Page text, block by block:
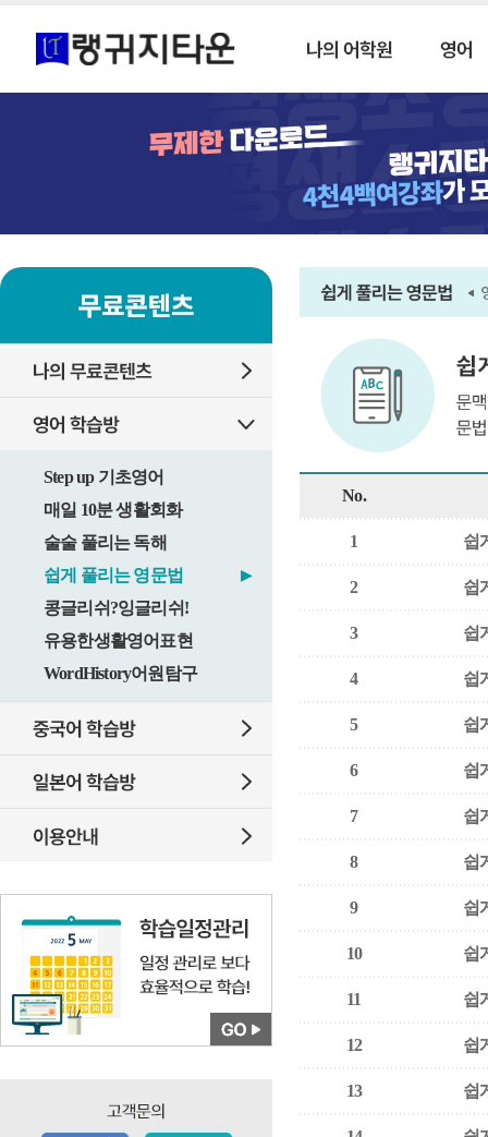
Step up 기초영어
매일 10분 생활회화
술술 풀리는 독해
쉽게 풀리는 영문법
▶
콩글리쉬?잉글리쉬!
유용한생활영어표현
WordHistory어원탐구
No.
1 쉽
2 쉽
3 쉽
4 쉽
5 쉽
6 쉽
7 쉽
8 쉽
9 쉽
10 쉽
11 쉽
12 쉽
13 쉽